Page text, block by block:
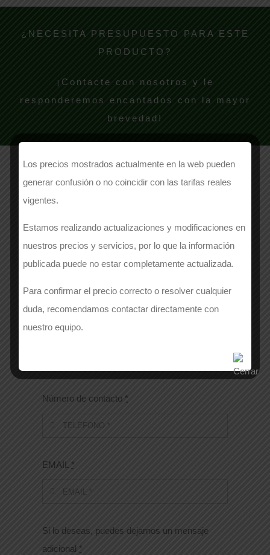
¿NECESITA PRESUPUESTO PARA ESTE
PRODUCTO?
¡Contacte con nosotros y le
responderemos encantados con la mayor
brevedad!
NOMBRE
EMPRESA *
APELLIDOS
Número de contacto *
EMAIL *
Si lo deseas, puedes dejarnos un mensaje
adicional *
Los precios mostrados actualmente en la web pueden
generar confusión o no coincidir con las tarifas reales
vigentes.
Estamos realizando actualizaciones y modificaciones en
nuestros precios y servicios, por lo que la información
publicada puede no estar completamente actualizada.
Para confirmar el precio correcto o resolver cualquier
duda, recomendamos contactar directamente con
nuestro equipo.